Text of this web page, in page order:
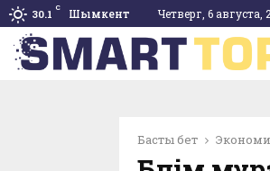
30.1 C Шымкент Четверг, 6 августа,
Басты бет